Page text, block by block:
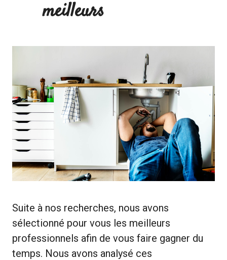
meilleurs
Suite à nos recherches, nous avons
sélectionné pour vous les meilleurs
professionnels afin de vous faire gagner du
temps. Nous avons analysé ces